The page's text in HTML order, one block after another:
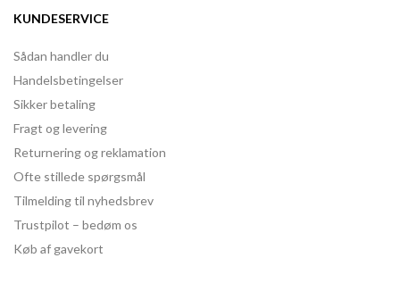
KUNDESERVICE
Sådan handler du
Handelsbetingelser
Sikker betaling
Fragt og levering
Returnering og reklamation
Ofte stillede spørgsmål
Tilmelding til nyhedsbrev
Trustpilot – bedøm os
Køb af gavekort